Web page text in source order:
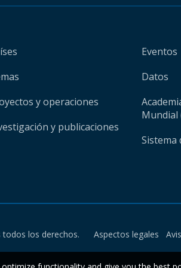
y operaciones
y publicaciones
Eventos
Datos
Mundial
Sistema
los derechos. Aspectos legales